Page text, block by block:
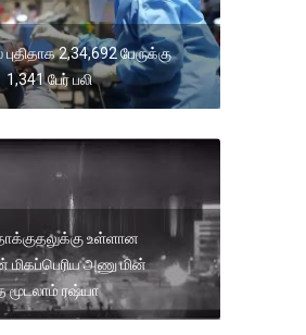
2,34,692 பேருக்கு
பேர் பலி
உள்ளான
மிகப்பெரிய அணு மின்
ரஷ்யா